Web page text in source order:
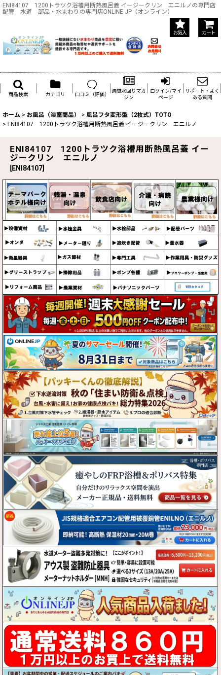
ENI84107 1200トラツク浴槽用断熱風呂蓋 イージークリン エニルノの専門店
配管 水道 部品・水まわりの専門店ONLINE JP（オンライン）
お気入 カート
商品検索 カテゴリ 口コミ（評価）
週間水回りマガ
ジン
ログイン/マイ
ページ
サポート・よく
ある質問
ホーム > お風呂（浴室商品） > 風呂フタ変形型（2枚式）TOTO
> ENI84107 1200トラツク浴槽用断熱風呂蓋 イージークリン エニルノ
ENI84107 1200トラツク浴槽用断熱風呂蓋 イー
ジークリン エニルノ
ENI84107